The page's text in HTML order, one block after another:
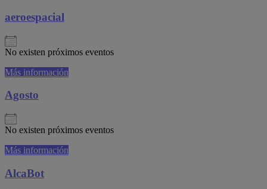
aeroespacial
No existen próximos eventos
Más información
Agosto
No existen próximos eventos
Más información
AlcaBot